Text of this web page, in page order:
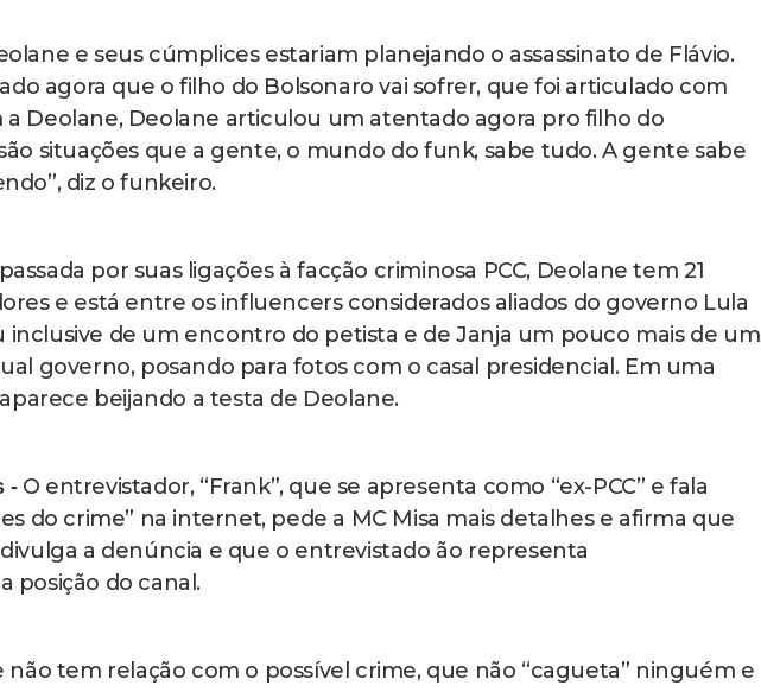
e seus cúmplices estariam planejando o assassinato de Flávio.
agora que o filho do Bolsonaro vai sofrer, que foi articulado com
a Deolane, Deolane articulou um atentado agora pro filho do
situações que a gente, o mundo do funk, sabe tudo. A gente sabe
diz o funkeiro.
por suas ligações à facção criminosa PCC, Deolane tem 21
e está entre os influencers considerados aliados do governo Lula
inclusive de um encontro do petista e de Janja um pouco mais de um
governo, posando para fotos com o casal presidencial. Em uma
beijando a testa de Deolane.
- O entrevistador, “Frank”, que se apresenta como “ex-PCC” e fala
do crime” na internet, pede a MC Misa mais detalhes e afirma que
a denúncia e que o entrevistado ão representa
posição do canal.
não tem relação com o possível crime, que não “cagueta” ninguém e